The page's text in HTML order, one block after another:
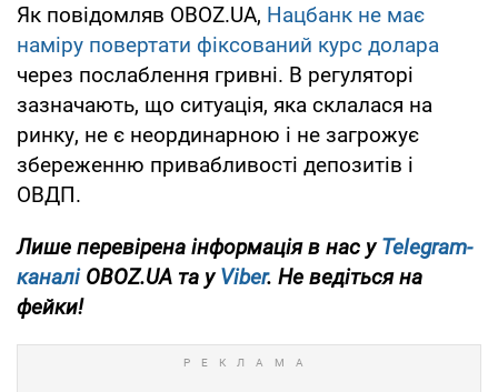
Як повідомляв OBOZ.UA, Нацбанк не має
наміру повертати фіксований курс долара
через послаблення гривні. В регуляторі
зазначають, що ситуація, яка склалася на
ринку, не є неординарною і не загрожує
збереженню привабливості депозитів і
ОВДП.
Лише перевірена інформація в нас уTelegram-
каналіOBOZ.UA та уViber. Не ведіться на
фейки!